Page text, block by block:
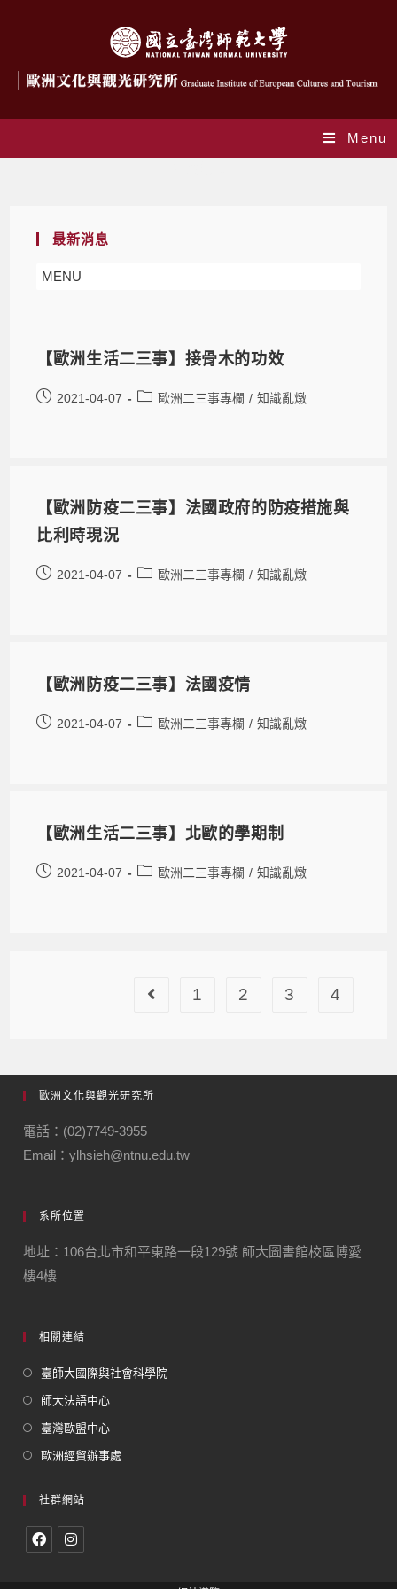
Menu
最新消息
MENU
【歐洲生活二三事】接骨木的功效
2021-04-07 歐洲二三事專欄 / 知識亂燉
【歐洲防疫二三事】法國政府的防疫措施與
比利時現況
2021-04-07 歐洲二三事專欄 / 知識亂燉
【歐洲防疫二三事】法國疫情
2021-04-07 歐洲二三事專欄 / 知識亂燉
【歐洲生活二三事】北歐的學期制
2021-04-07 歐洲二三事專欄 / 知識亂燉
1 2 3 4
歐洲文化與觀光研究所
電話：(02)7749-3955
Email：ylhsieh@ntnu.edu.tw
系所位置
地址：106台北市和平東路一段129號 師大圖書館校區博愛
樓4樓
相關連結
臺師大國際與社會科學院
師大法語中心
臺灣歐盟中心
歐洲經貿辦事處
社群網站